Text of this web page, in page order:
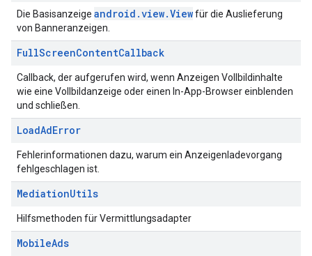
Die Basisanzeige android.view.Viewfür die Auslieferung
von Banneranzeigen.
FullScreenContentCallback
Callback, der aufgerufen wird, wenn Anzeigen Vollbildinhalte
wie eine Vollbildanzeige oder einen In-App-Browser einblenden
und schließen.
LoadAdError
Fehlerinformationen dazu, warum ein Anzeigenladevorgang
fehlgeschlagen ist.
MediationUtils
Hilfsmethoden für Vermittlungsadapter
MobileAds